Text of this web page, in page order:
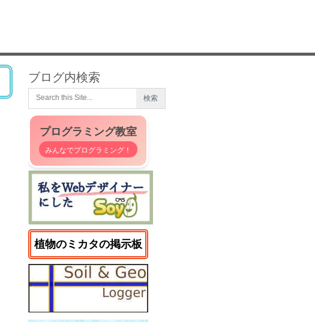
ブログ内検索
プログラミング教室
みんなでプログラミング！
植物のミカタの掲示板